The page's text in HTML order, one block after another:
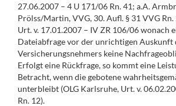
27.06.2007 – 4 U 171/06 Rn. 41; a.A.
Prölss/Martin, VVG, 30. Aufl. § 31 VVG Rn.
Urt. v. 17.01.2007 – IV ZR 106/06 wonach
Dateiabfrage vor der unrichtigen Auskunft
Versicherungsnehmers keine
Erfolgt eine Rückfrage, so kommt eine
Betracht, wenn die gebotene
unterbleibt (OLG Karlsruhe, Urt. v.
Rn. 12).